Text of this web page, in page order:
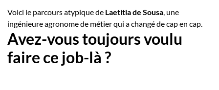
Voici le parcours atypique de Laetitia de Sousa, une
ingénieure agronome de métier qui a changé de cap en cap.
Avez-vous toujours voulu
faire ce job-là ?